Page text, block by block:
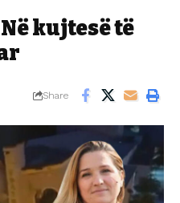
kujtesë të
Share